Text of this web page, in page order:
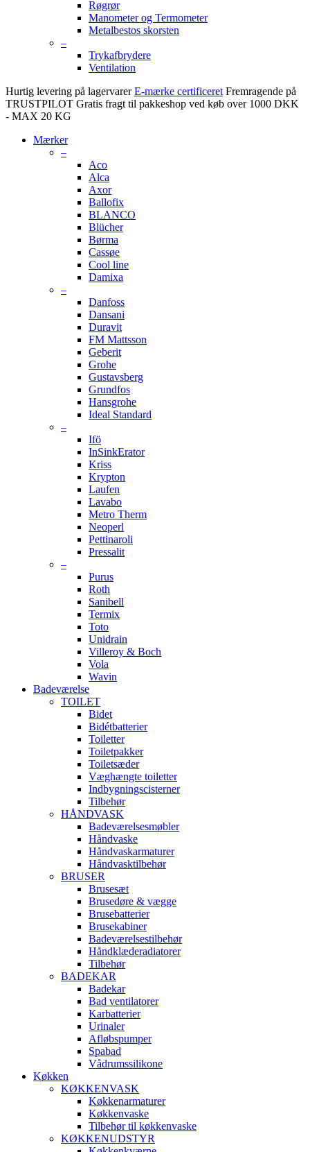
Røgrør
Manometer og Termometer
Metalbestos skorsten
–
Trykafbrydere
Ventilation
Hurtig levering på lagervarer E-mærke certificeret Fremragende på
TRUSTPILOT Gratis fragt til pakkeshop ved køb over 1000 DKK
- MAX 20 KG
Mærker
–
Aco
Alca
Axor
Ballofix
BLANCO
Blücher
Børma
Cassøe
Cool line
Damixa
–
Danfoss
Dansani
Duravit
FM Mattsson
Geberit
Grohe
Gustavsberg
Grundfos
Hansgrohe
Ideal Standard
–
Ifö
InSinkErator
Kriss
Krypton
Laufen
Lavabo
Metro Therm
Neoperl
Pettinaroli
Pressalit
–
Purus
Roth
Sanibell
Termix
Toto
Unidrain
Villeroy & Boch
Vola
Wavin
Badeværelse
TOILET
Bidet
Bidétbatterier
Toiletter
Toiletpakker
Toiletsæder
Væghængte toiletter
Indbygningscisterner
Tilbehør
HÅNDVASK
Badeværelsesmøbler
Håndvaske
Håndvaskarmaturer
Håndvasktilbehør
BRUSER
Brusesæt
Brusedøre & vægge
Brusebatterier
Brusekabiner
Badeværelsestilbehør
Håndklæderadiatorer
Tilbehør
BADEKAR
Badekar
Bad ventilatorer
Karbatterier
Urinaler
Afløbspumper
Spabad
Vådrumssilikone
Køkken
KØKKENVASK
Køkkenarmaturer
Køkkenvaske
Tilbehør til køkkenvaske
KØKKENUDSTYR